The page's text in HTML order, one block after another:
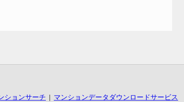
ションサーチ マンションデータダウンロードサービス